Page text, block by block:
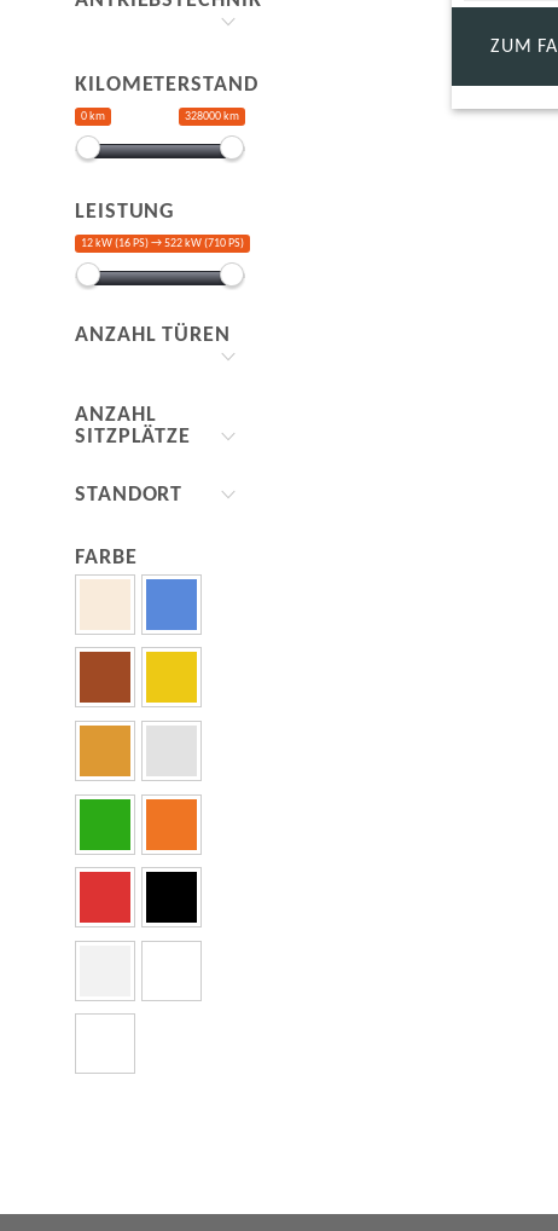
KILOMETERSTAND
0 km 328000 km
LEISTUNG
12 kW (16 PS) →522 kW (710 PS)
ANZAHL TÜREN
ANZAHL
SITZPLÄTZE
STANDORT
FARBE
ZUM